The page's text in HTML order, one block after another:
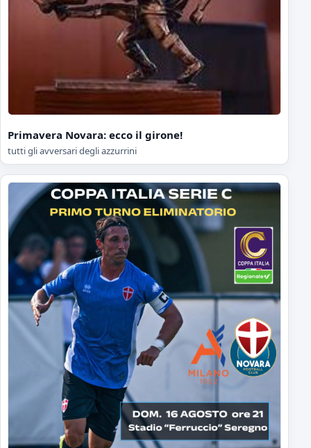
Primavera Novara: ecco il girone!
tutti gli avversari degli azzurrini